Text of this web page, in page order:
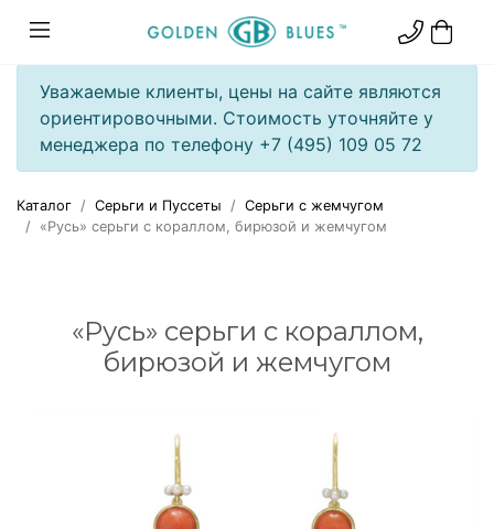
Уважаемые клиенты, цены на сайте являются
ориентировочными. Стоимость уточняйте у
менеджера по телефону +7 (495) 109 05 72
Каталог Серьги и Пуссеты
Серьги с жемчугом
«Русь» серьги с кораллом, бирюзой и жемчугом
«Русь» серьги с кораллом,
бирюзой и жемчугом